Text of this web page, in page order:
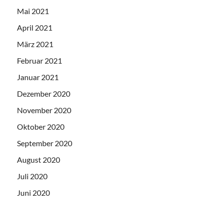
Mai 2021
April 2021
März 2021
Februar 2021
Januar 2021
Dezember 2020
November 2020
Oktober 2020
September 2020
August 2020
Juli 2020
Juni 2020